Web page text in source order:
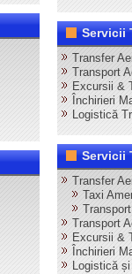
Servicii
Transfer
Transport
Excursii &
Închirieri
Logistică
Servicii
Transfer
Taxi
Transport
Excursii &
Închirieri
Logistică